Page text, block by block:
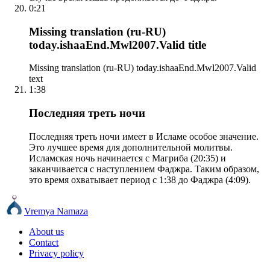
0:21
Missing translation (ru-RU)
today.ishaaEnd.Mwl2007.Valid title
Missing translation (ru-RU) today.ishaaEnd.Mwl2007.Valid
text
1:38
Последняя треть ночи
Последняя треть ночи имеет в Исламе особое значение.
Это лучшее время для дополнительной молитвы.
Исламская ночь начинается с Магриба (20:35) и
заканчивается с наступлением Фаджра. Таким образом,
это время охватывает период с 1:38 до Фаджра (4:09).
Vremya Namaza
About us
Contact
Privacy policy